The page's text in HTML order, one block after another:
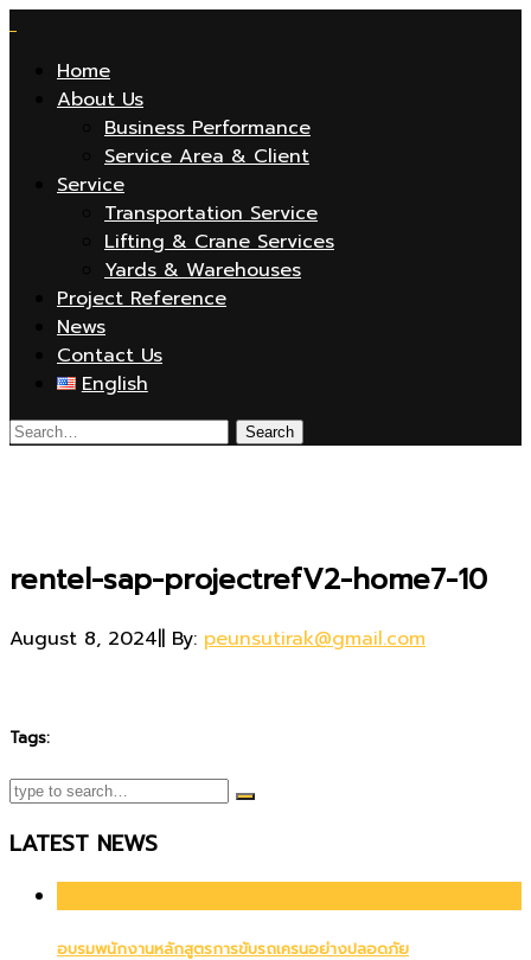
Home
About Us
Business Performance
Service Area & Client
Service
Transportation Service
Lifting & Crane Services
Yards & Warehouses
Project Reference
News
Contact Us
English
rentel-sap-projectrefV2-home7-10
August 8, 2024|| By: peunsutirak@gmail.com
Tags:
LATEST NEWS
อบรมพนักงานหลักสูตรการขับรถเครนอย่างปลอดภัย